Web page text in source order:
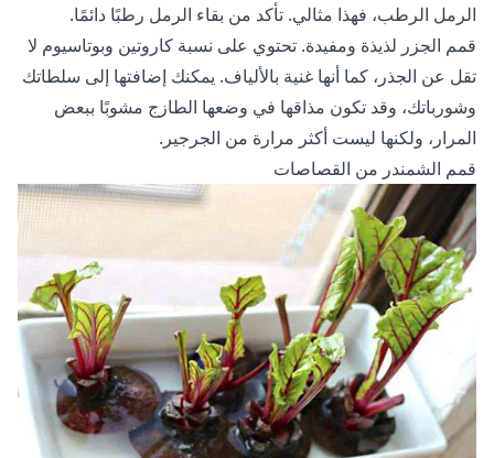
الرمل الرطب، فهذا مثالي. تأكد من بقاء الرمل رطبًا دائمًا.
قمم الجزر لذيذة ومفيدة. تحتوي على نسبة كاروتين وبوتاسيوم لا
تقل عن الجذر، كما أنها غنية بالألياف. يمكنك إضافتها إلى سلطاتك
وشورباتك، وقد تكون مذاقها في وضعها الطازج مشوبًا ببعض
المرار، ولكنها ليست أكثر مرارة من الجرجير.
قمم الشمندر من القصاصات